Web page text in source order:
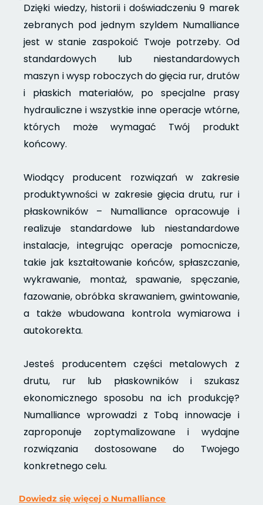
Dzięki wiedzy, historii i doświadczeniu 9 marek
zebranych pod jednym szyldem Numalliance
jest w stanie zaspokoić Twoje potrzeby. Od
standardowych lub niestandardowych
maszyn i wysp roboczych do gięcia rur, drutów
i płaskich materiałów, po specjalne prasy
hydrauliczne i wszystkie inne operacje wtórne,
których może wymagać Twój produkt
końcowy.
Wiodący producent rozwiązań w zakresie
produktywności w zakresie gięcia drutu, rur i
płaskowników – Numalliance opracowuje i
realizuje standardowe lub niestandardowe
instalacje, integrując operacje pomocnicze,
takie jak kształtowanie końców, spłaszczanie,
wykrawanie, montaż, spawanie, spęczanie,
fazowanie, obróbka skrawaniem, gwintowanie,
a także wbudowana kontrola wymiarowa i
autokorekta.
Jesteś producentem części metalowych z
drutu, rur lub płaskowników i szukasz
ekonomicznego sposobu na ich produkcję?
Numalliance wprowadzi z Tobą innowacje i
zaproponuje zoptymalizowane i wydajne
rozwiązania dostosowane do Twojego
konkretnego celu.
Dowiedz się więcej o Numalliance